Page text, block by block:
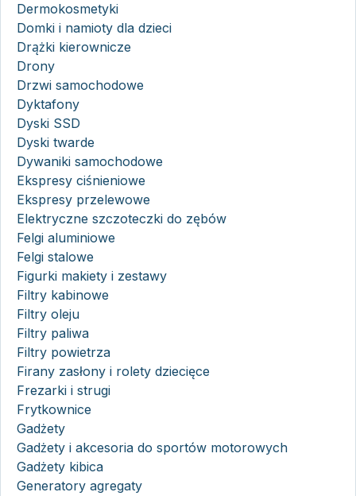
Dermokosmetyki
Domki i namioty dla dzieci
Drążki kierownicze
Drony
Drzwi samochodowe
Dyktafony
Dyski SSD
Dyski twarde
Dywaniki samochodowe
Ekspresy ciśnieniowe
Ekspresy przelewowe
Elektryczne szczoteczki do zębów
Felgi aluminiowe
Felgi stalowe
Figurki makiety i zestawy
Filtry kabinowe
Filtry oleju
Filtry paliwa
Filtry powietrza
Firany zasłony i rolety dziecięce
Frezarki i strugi
Frytkownice
Gadżety
Gadżety i akcesoria do sportów motorowych
Gadżety kibica
Generatory agregaty